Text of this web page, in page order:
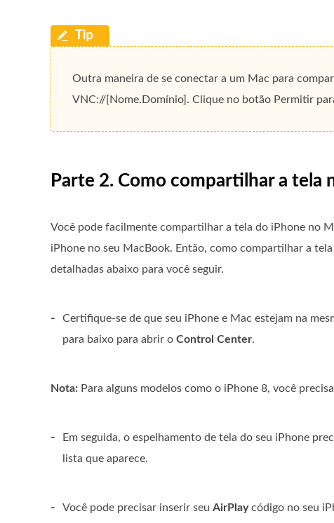
Outra maneira de se conectar a um Mac para
VNC://[Nome.Domínio]. Clique no botão Permitir
Parte 2. Como compartilhar a tela
Você pode facilmente compartilhar a tela do iPhone no
iPhone no seu MacBook. Então, como compartilhar a
detalhadas abaixo para você seguir.
-
Certifique-se de que seu iPhone e Mac estejam na
para baixo para abrir o Control Center.
Nota: Para alguns modelos como o iPhone 8, você
- Em seguida, o espelhamento de tela do seu iPhone
lista que aparece.
- Você pode precisar inserir seu AirPlaycódigo no seu